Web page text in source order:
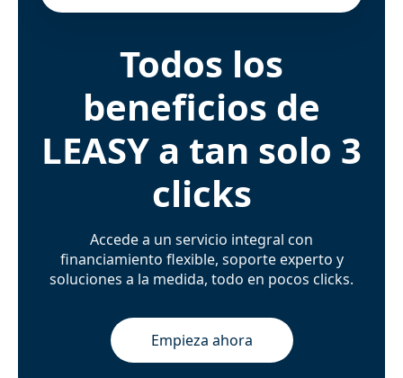
Todos los
beneficios de
LEASY a tan solo 3
clicks
Accede a un servicio integral con
financiamiento flexible, soporte experto y
soluciones a la medida, todo en pocos clicks.
Empieza ahora